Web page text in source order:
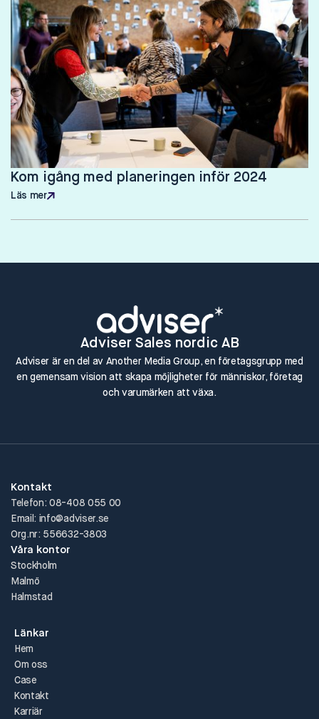
Kom igång med planeringen inför 2024
Läs mer
Adviser Sales nordic AB
Adviser är en del av Another Media Group, en företagsgrupp med
en gemensam vision att skapa möjligheter för människor, företag
och varumärken att växa.
Kontakt
Telefon: 08-408 055 00
Email: info@adviser.se
Org.nr: 556632-3803
Våra kontor
Stockholm
Malmö
Halmstad
Länkar
Hem
Om oss
Case
Kontakt
Karriär